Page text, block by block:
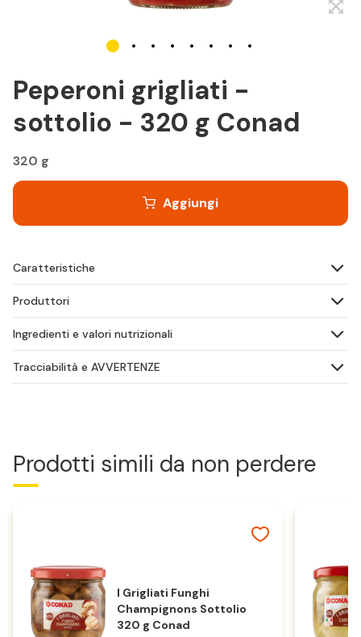
Peperoni grigliati -
sottolio - 320 g Conad
320 g
Aggiungi
Caratteristiche
Produttori
Ingredienti e valori nutrizionali
Tracciabilità e AVVERTENZE
Prodotti simili da non perdere
I Grigliati Funghi
Champignons Sottolio
320 g Conad